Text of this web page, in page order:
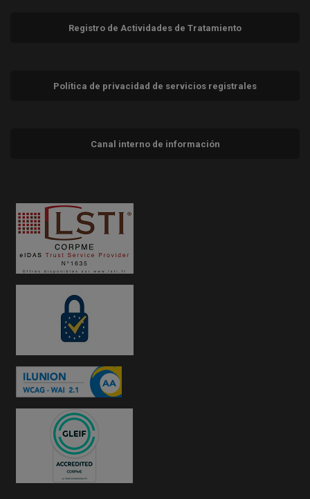
Registro de Actividades de Tratamiento
Política de privacidad de servicios registrales
Canal interno de información